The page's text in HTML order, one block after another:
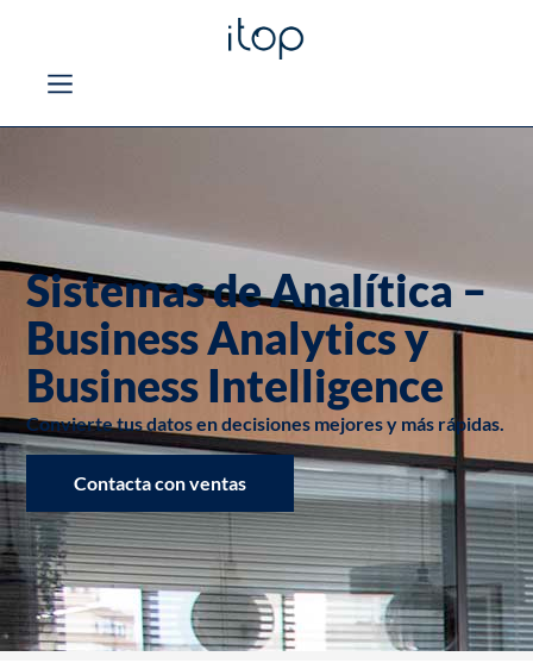
Sistemas de Analítica –
Business Analytics y
Business Intelligence
Convierte tus datos en decisiones mejores y más rápidas.
Contacta con ventas